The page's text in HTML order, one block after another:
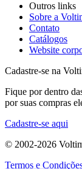
Outros links
Sobre a
Contato
Catálogos
Website
Cadastre-se na
Fique por dentro
por suas compras
Cadastre-se aqui
© 2002-2026
Termos e